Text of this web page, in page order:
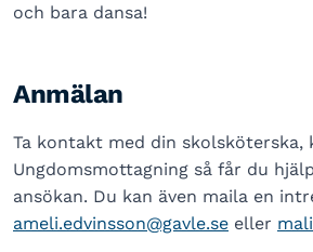
och bara dansa!
Anmälan
Ta kontakt med din skolsköterska,
Ungdomsmottagning så får du
ansökan. Du kan även maila en
ameli.edvinsson@gavle.se eller